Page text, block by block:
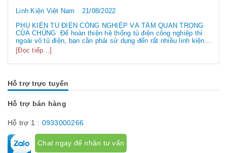
Linh Kiện Việt Nam
21/08/2022
PHỤ KIỆN TỦ ĐIỆN CÔNG NGHIỆP VÀ TẦM QUAN TRỌNG
CỦA CHÚNG Để hoàn thiện hệ thống tủ điện công nghiệp thì
ngoài vỏ tủ điện, bạn cần phải sử dụng đến rất nhiều linh kiện
tủ điện công nghiệp khác nhau. Vậy các loại phụ kiện tủ điện
công nghiệp bao gồm những gì? Chúng có tác dụng như thế
nào hãy...
[Đọc tiếp...]
Hỗ trợ trực tuyến
Hỗ trợ bán hàng
Hỗ trợ 1 : 0933000266
Chat ngay để nhận tư vấn